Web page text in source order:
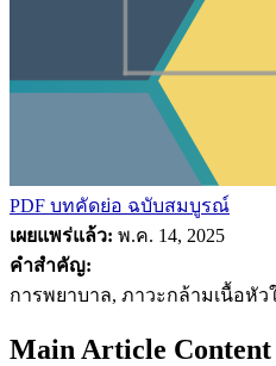
PDF บทคัดย่อ ฉบับสมบูรณ์
เผยแพร่แล้ว: พ.ค. 14, 2025
คำสำคัญ:
การพยาบาล, ภาวะกล้ามเนื้อหัว
Main Article Content